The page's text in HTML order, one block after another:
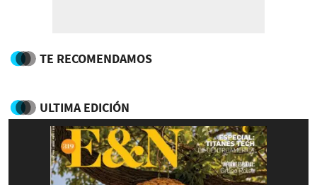
TE RECOMENDAMOS
ULTIMA EDICIÓN